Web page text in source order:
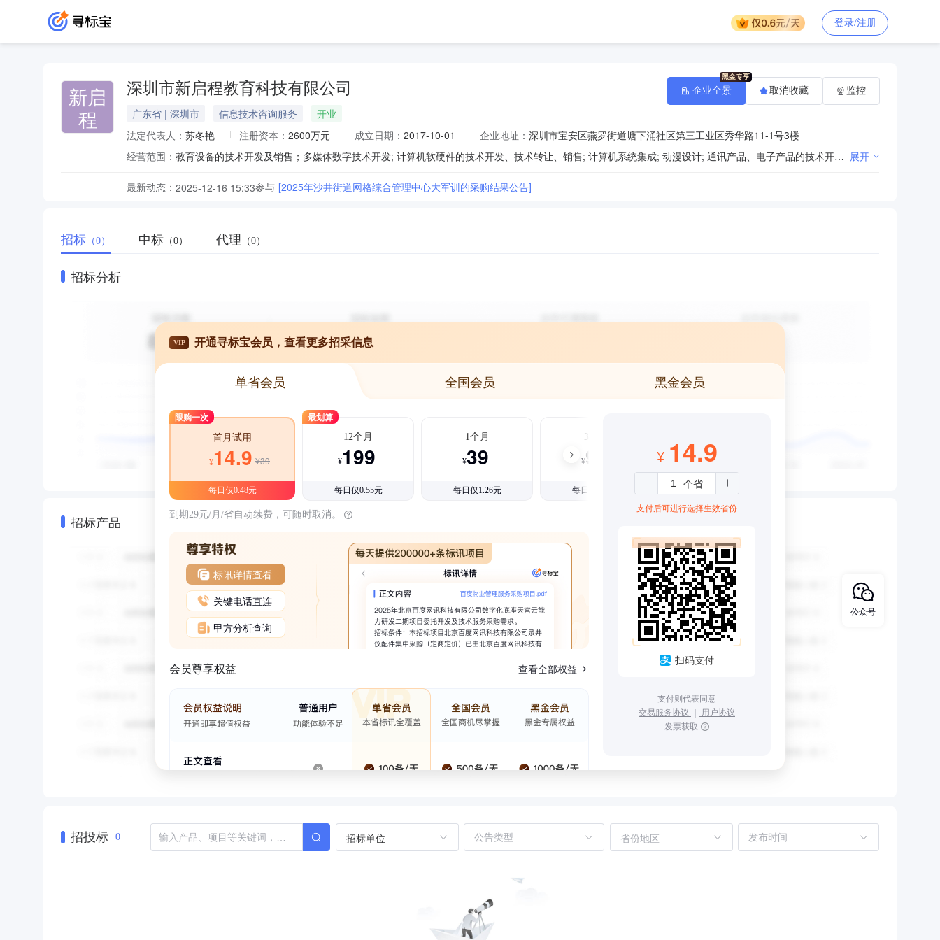
登录/注册
新启
程
深圳市新启程教育科技有限公司
广东省 | 深圳市 信息技术咨询服务
开业
法定代表人： 苏冬艳 注册资本： 2600万元 成立日期： 2017-10-01 企业地址： 深圳市宝安区燕罗街道塘下涌社区第三工业区秀华路11-1号3楼
经营范围：
教育设备的技术开发及销售；多媒体数字技术开发; 计算机软硬件的技术开发、技术转让、销售; 计算机系统集成; 动漫设计; 通讯产品、电子产品的技术开发、销售; 网络工程的上门安装、上门调试、上门维护；投资兴办实业（具体项目另行申报）；经济信息咨询（不含证券、保险、基金、银行、金融业务及其它限制项目）；企业形象策划; 企业活动策划; 市场营销策划; 展览展示策划; 商务信息咨询; 市场信息咨询; 网络信息咨询; 创业投资咨询业务；企业管理培训；教育培训；国内贸易、货物及技术进出口。（法律、行政法规、国务院决定规定在登记前须经批准的项目除外）^拓展培训（不含职业技能培训）。 展开
最新动态： 2025-12-16 15:33参与 [2025年沙井街道网格综合管理中心大军训的采购结果公告]
企业全景 取消收藏 监控
招标 （0） 中标 （0） 代理 （0）
招标分析
招标产品
VIP 开通寻标宝会员，查看更多招采信息
单省会员 全国会员 黑金会员
限购一次
首月试用
¥14.9 ¥39
每日仅0.48元
最划算
12个月
¥199
每日仅0.55元
1个月
¥39
每日仅1.26元
3个月
¥99
每日仅1.08元
到期29元/月/省自动续费，可随时取消。
标讯详情查看
关键电话直连
甲方分析查询
会员尊享权益 查看全部权益
¥ 14.9
支付后可进行选择生效省份
扫码支付
支付则代表同意
交易服务协议 ｜ 用户协议
发票获取
招投标 0 招标单位 省份地区
公众号